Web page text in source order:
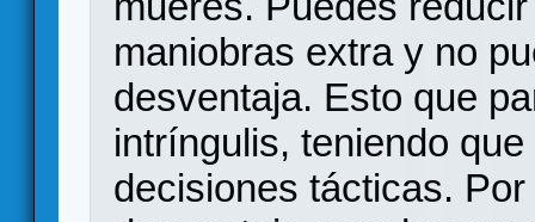
maniobras extra y no
desventaja. Esto que
intríngulis, teniendo
decisiones tácticas.